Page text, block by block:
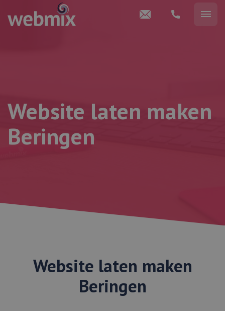
Website laten maken
Beringen
Website laten maken
Beringen